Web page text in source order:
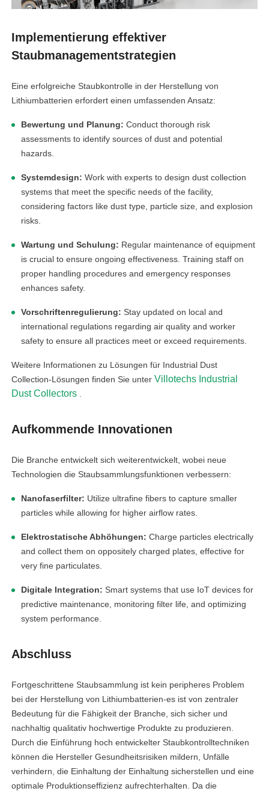
Implementierung effektiver
Staubmanagementstrategien
Eine erfolgreiche Staubkontrolle in der Herstellung von
Lithiumbatterien erfordert einen umfassenden Ansatz:
Bewertung und Planung: Conduct thorough risk
assessments to identify sources of dust and potential
hazards.
Systemdesign: Work with experts to design dust collection
systems that meet the specific needs of the facility,
considering factors like dust type, particle size, and explosion
risks.
Wartung und Schulung: Regular maintenance of equipment
is crucial to ensure ongoing effectiveness. Training staff on
proper handling procedures and emergency responses
enhances safety.
Vorschriftenregulierung: Stay updated on local and
international regulations regarding air quality and worker
safety to ensure all practices meet or exceed requirements.
Weitere Informationen zu Lösungen für Industrial Dust
Collection-Lösungen finden Sie unterVillotechs Industrial
Dust Collectors
Aufkommende Innovationen
Die Branche entwickelt sich weiterentwickelt, wobei neue
Technologien die Staubsammlungsfunktionen verbessern:
Nanofaserfilter: Utilize ultrafine fibers to capture smaller
particles while allowing for higher airflow rates.
Elektrostatische Abhöhungen: Charge particles electrically
and collect them on oppositely charged plates, effective for
very fine particulates.
Digitale Integration: Smart systems that use IoT devices for
predictive maintenance, monitoring filter life, and optimizing
system performance.
Abschluss
Fortgeschrittene Staubsammlung ist kein peripheres Problem
bei der Herstellung von Lithiumbatterien-es ist von zentraler
Bedeutung für die Fähigkeit der Branche, sich sicher und
nachhaltig qualitativ hochwertige Produkte zu produzieren.
Durch die Einführung hoch entwickelter Staubkontrolltechniken
können die Hersteller Gesundheitsrisiken mildern, Unfälle
verhindern, die Einhaltung der Einhaltung sicherstellen und eine
optimale Produktionseffizienz aufrechterhalten. Da die